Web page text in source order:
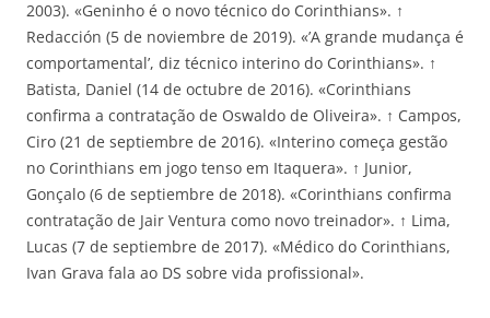
2003). «Geninho é o novo técnico do Corinthians». ↑
Redacción (5 de noviembre de 2019). «’A grande mudança é
comportamental’, diz técnico interino do Corinthians». ↑
Batista, Daniel (14 de octubre de 2016). «Corinthians
confirma a contratação de Oswaldo de Oliveira». ↑ Campos,
Ciro (21 de septiembre de 2016). «Interino começa gestão
no Corinthians em jogo tenso em Itaquera». ↑ Junior,
Gonçalo (6 de septiembre de 2018). «Corinthians confirma
contratação de Jair Ventura como novo treinador». ↑ Lima,
Lucas (7 de septiembre de 2017). «Médico do Corinthians,
Ivan Grava fala ao DS sobre vida profissional».